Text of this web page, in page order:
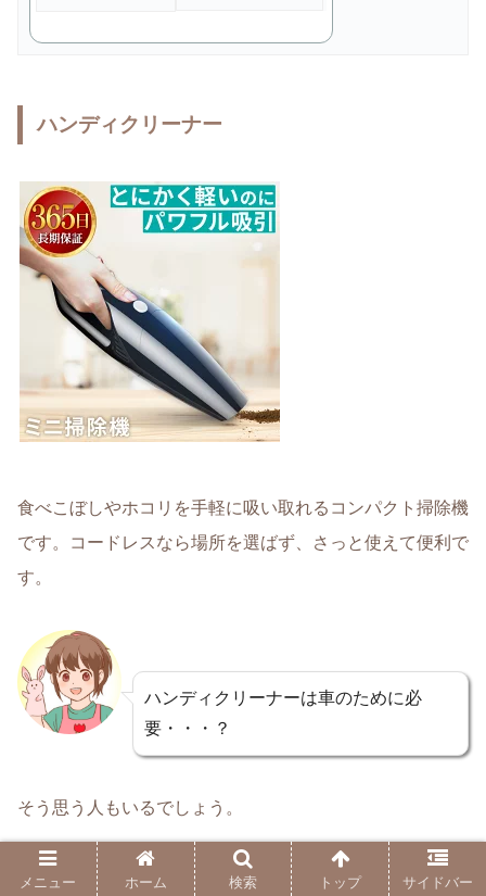
ハンディクリーナー
食べこぼしやホコリを手軽に吸い取れるコンパクト掃除機
です。コードレスなら場所を選ばず、さっと使えて便利で
す。
ハンディクリーナーは車のために必
要・・・？
そう思う人もいるでしょう。
車用として購入するのではなく、家庭用のものを車中泊最
メニュー ホーム 検索 トップ サイドバー